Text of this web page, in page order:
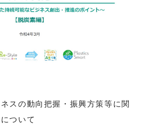
スの動向把握・振興方策等に関
ついて